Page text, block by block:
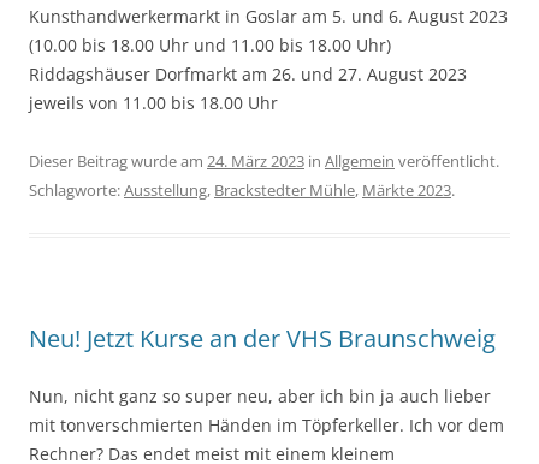
Kunsthandwerkermarkt in Goslar am 5. und 6. August 2023
(10.00 bis 18.00 Uhr und 11.00 bis 18.00 Uhr)
Riddagshäuser Dorfmarkt am 26. und 27. August 2023
jeweils von 11.00 bis 18.00 Uhr
Dieser Beitrag wurde am 24. März 2023 in Allgemein veröffentlicht.
Schlagworte:Ausstellung, Brackstedter Mühle, Märkte 2023.
Neu! Jetzt Kurse an der VHS Braunschweig
Nun, nicht ganz so super neu, aber ich bin ja auch lieber
mit tonverschmierten Händen im Töpferkeller. Ich vor dem
Rechner? Das endet meist mit einem kleinem